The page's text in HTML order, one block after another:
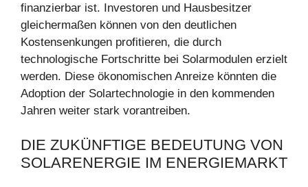
finanzierbar ist. Investoren und Hausbesitzer
gleichermaßen können von den deutlichen
Kostensenkungen profitieren, die durch
technologische Fortschritte bei Solarmodulen erzielt
werden. Diese ökonomischen Anreize könnten die
Adoption der Solartechnologie in den kommenden
Jahren weiter stark vorantreiben.
DIE ZUKÜNFTIGE BEDEUTUNG VON
SOLARENERGIE IM ENERGIEMARKT